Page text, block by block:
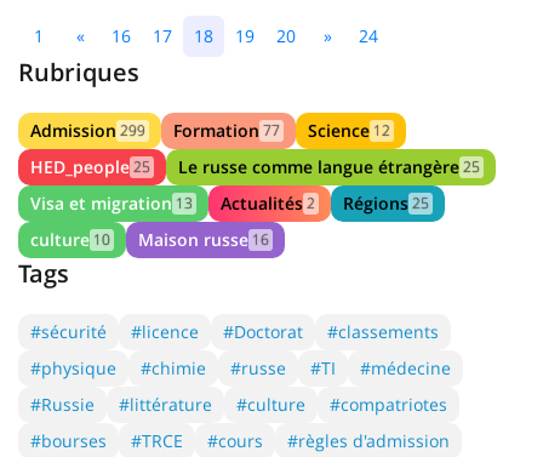
1 « 16 17 18 19 20 » 24
Rubriques
Admission 299 Formation 77 Science 12
HED_people25 Le russe comme langue étrangère25
Visa et migration 13 Actualités2 Régions25
culture 10 Maison russe 16
Tags
#sécurité #licence #Doctorat
#classements
#physique
#chimie #russe #TI
#médecine
#Russie
#littérature #culture
#compatriotes
#bourses
#TRCE #cours
#règles d'admission